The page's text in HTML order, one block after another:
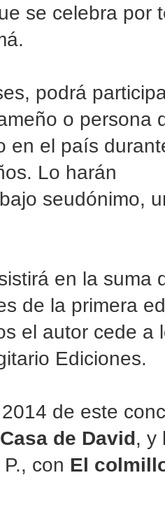
se celebra por
podrá
o persona
en el país
Lo harán
seudónimo,
en la suma
de la primera
el autor cede a
Ediciones.
de este
Casa de David, y
con El